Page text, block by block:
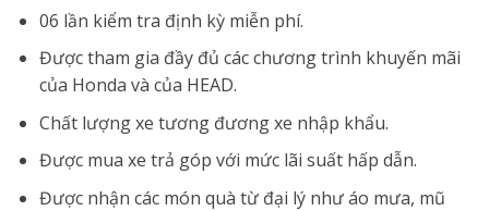
06 lần kiểm tra định kỳ miễn phí.
Được tham gia đầy đủ các chương trình khuyến mãi
của Honda và của HEAD.
Chất lượng xe tương đương xe nhập khẩu.
Được mua xe trả góp với mức lãi suất hấp dẫn.
Được nhận các món quà từ đại lý như áo mưa, mũ